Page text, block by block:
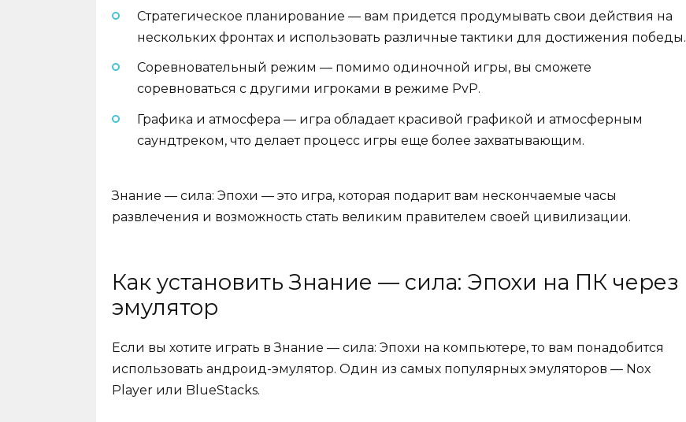
Стратегическое планирование — вам придется продумывать свои действия на
нескольких фронтах и использовать различные тактики для достижения победы.
Соревновательный режим — помимо одиночной игры, вы сможете
соревноваться с другими игроками в режиме PvP.
Графика и атмосфера — игра обладает красивой графикой и атмосферным
саундтреком, что делает процесс игры еще более захватывающим.
Знание — сила: Эпохи — это игра, которая подарит вам нескончаемые часы
развлечения и возможность стать великим правителем своей цивилизации.
Как установить Знание — сила: Эпохи на ПК через
эмулятор
Если вы хотите играть в Знание — сила: Эпохи на компьютере, то вам понадобится
использовать андроид-эмулятор. Один из самых популярных эмуляторов — Nox
Player или BlueStacks.